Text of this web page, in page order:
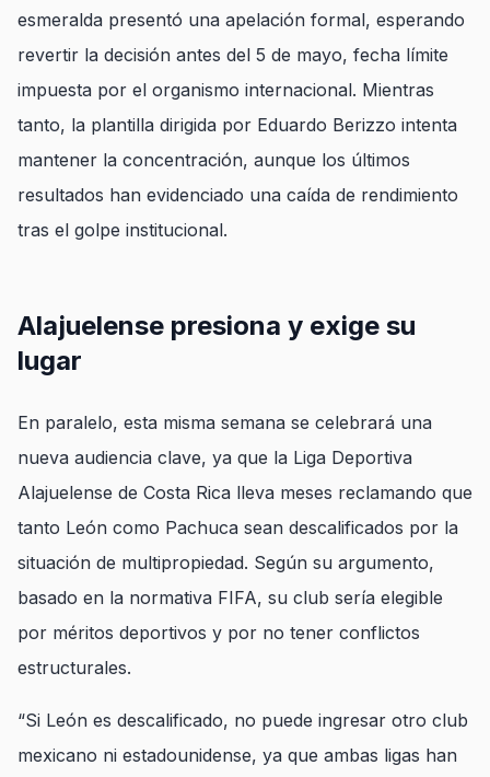
esmeralda presentó una apelación formal, esperando
revertir la decisión antes del 5 de mayo, fecha límite
impuesta por el organismo internacional. Mientras
tanto, la plantilla dirigida por Eduardo Berizzo intenta
mantener la concentración, aunque los últimos
resultados han evidenciado una caída de rendimiento
tras el golpe institucional.
Alajuelense presiona y exige su
lugar
En paralelo, esta misma semana se celebrará una
nueva audiencia clave, ya que la Liga Deportiva
Alajuelense de Costa Rica lleva meses reclamando que
tanto León como Pachuca sean descalificados por la
situación de multipropiedad. Según su argumento,
basado en la normativa FIFA, su club sería elegible
por méritos deportivos y por no tener conflictos
estructurales.
“Si León es descalificado, no puede ingresar otro club
mexicano ni estadounidense, ya que ambas ligas han